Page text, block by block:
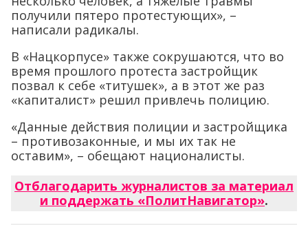
получили пятеро протестующих», –
написали радикалы.
В «Нацкорпусе» также сокрушаются, что во
время прошлого протеста застройщик
позвал к себе «титушек», а в этот же раз
«капиталист» решил привлечь полицию.
«Данные действия полиции и застройщика
– противозаконные, и мы их так не
оставим», – обещают националисты.
Отблагодарить журналистов за материал
и поддержать «ПолитНавигатор».